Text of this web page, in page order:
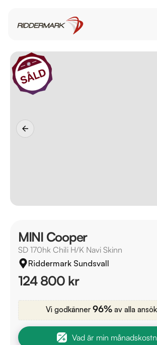
MINI Cooper
SD 170hk Chili H/K Navi Skinn
Riddermark Sundsvall
124 800 kr
Vi godkänner 96% av alla
Vad är min